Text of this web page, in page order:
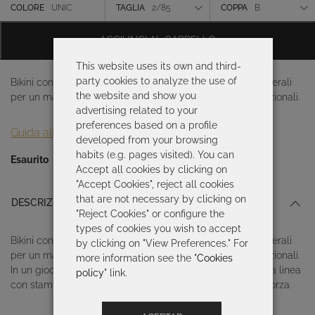
originale
attuale
Colore
COLORE UNIC TAGLIA 2/85 COPPA B
Bikini con scollo a fascia con ferretto e coppa, stecche laterali
per un maggiore sostegno e un’ottima tenuta. Spalline opzionali.
Guida alle taglie
Esaurito
AGGIUNGI AL CARRELLO
DESCRIZIONE
Bikini con scollo a fascia con ferretto e coppa, stecche laterali
per un maggiore sostegno e un’ottima tenuta. Spalline opzionali.
In un gioco di contrasti sobrio ed elegante, questa raffinata linea
con stampa vegetale bianca e nera fonde delicatezza e forza.
This website uses its own and third-
party cookies to analyze the use of
the website and show you
advertising related to your
preferences based on a profile
developed from your browsing
habits (e.g. pages visited). You can
Accept all cookies by clicking on
"Accept Cookies", reject all cookies
that are not necessary by clicking on
"Reject Cookies" or configure the
types of cookies you wish to accept
by clicking on "View Preferences." For
more information see the "Cookies
policy" link.